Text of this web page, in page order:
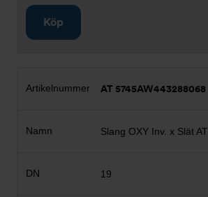
Köp
AT 5745AW443288068
Slang OXY Inv. x Slät AT
19